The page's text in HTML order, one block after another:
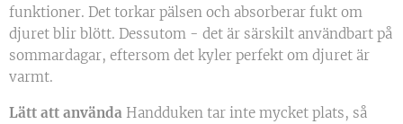
funktioner. Det torkar pälsen och absorberar fukt om
djuret blir blött. Dessutom - det är särskilt användbart på
sommardagar, eftersom det kyler perfekt om djuret är
varmt.
Lätt att använda Handduken tar inte mycket plats, så